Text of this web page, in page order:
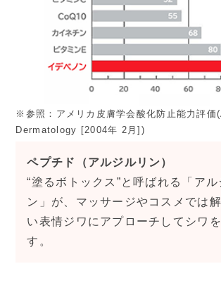
※参照：アメリカ皮膚学会酸化防止能力評
Dermatology [2004年 2月])
ペプチド（アルジルリン）
“塗るボトックス”と呼ばれる「アル
ン」が、マッサージやコスメでは
い表情ジワにアプローチしてシワ
す。